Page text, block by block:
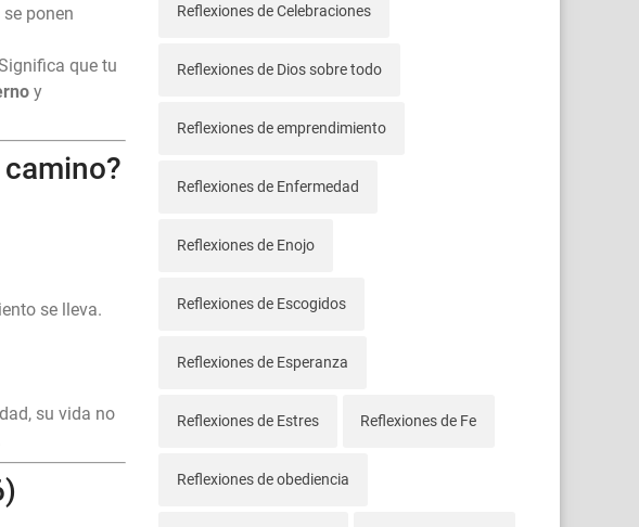
ponen
que tu
y
se lleva.
su vida no
Reflexiones de Celebraciones
Reflexiones de Dios sobre todo
Reflexiones de emprendimiento
Reflexiones de Enfermedad
Reflexiones de Enojo
Reflexiones de Escogidos
Reflexiones de Esperanza
Reflexiones de Estres Reflexiones de Fe
Reflexiones de obediencia